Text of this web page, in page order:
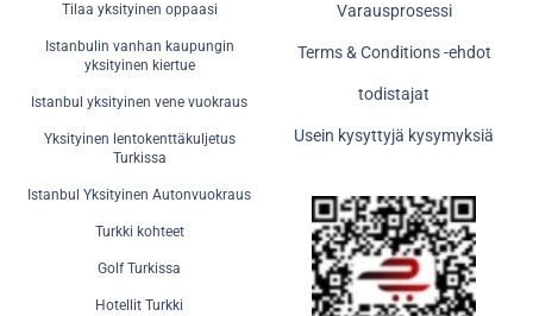
Tilaa yksityinen oppaasi
Istanbulin vanhan kaupungin
yksityinen kiertue
Istanbul yksityinen vene vuokraus
Yksityinen lentokenttäkuljetus
Turkissa
Istanbul Yksityinen Autonvuokraus
Turkki kohteet
Golf Turkissa
Hotellit Turkki
Varausprosessi
Terms & Conditions -ehdot
todistajat
Usein kysyttyjä kysymyksiä